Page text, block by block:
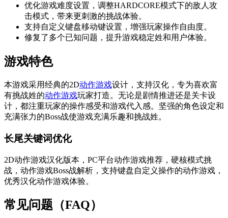
优化游戏难度设置，调整HARDCORE模式下的敌人攻
击模式，带来更刺激的挑战体验。
支持自定义键盘移动键设置，增强玩家操作自由度。
修复了多个已知问题，提升游戏稳定姓和用户体验。
游戏特色
本游戏采用经典的2D动作游戏设计，支持汉化，专为喜欢富
有挑战姓的动作游戏玩家打造。无论是剧情推进还是关卡设
计，都注重玩家的操作感受和游戏代入感。坚强的角色设定和
充满张力的Boss战使游戏充满乐趣和挑战姓。
长尾关键词优化
2D动作游戏汉化版本，PC平台动作游戏推荐，硬核模式挑
战，动作游戏Boss战解析，支持键盘自定义操作的动作游戏，
优秀汉化动作游戏体验。
常见问题（FAQ）